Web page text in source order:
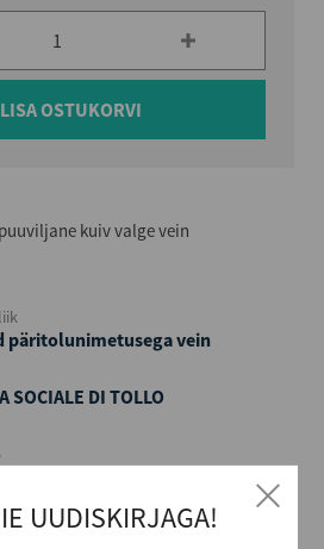
LISA OSTUKORVI
kuiv valge vein
päritolunimetusega vein
SOCIALE DI TOLLO
UUDISKIRJAGA!